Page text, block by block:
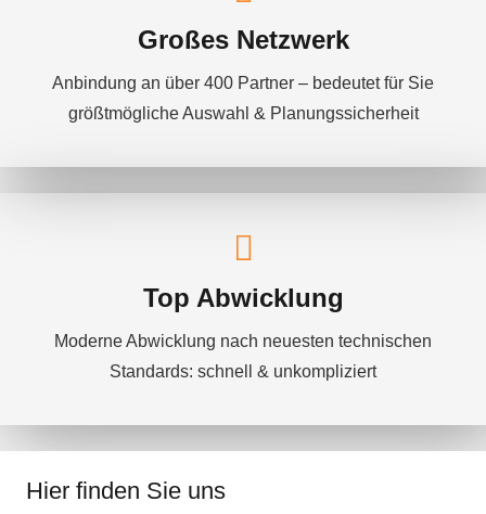
Großes Netzwerk
Anbindung an über 400 Partner – bedeutet für Sie
größtmögliche Auswahl & Planungssicherheit
Top Abwicklung
Moderne Abwicklung nach neuesten technischen
Standards: schnell & unkompliziert
Hier finden Sie uns